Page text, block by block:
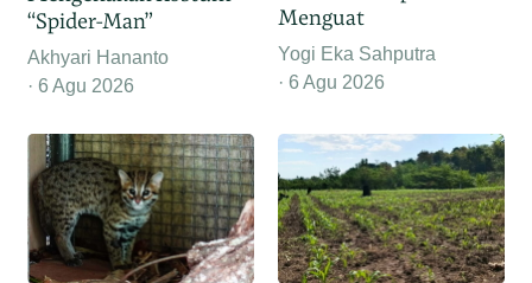
“Spider-Man”
Akhyari Hananto
6 Agu 2026
Menguat
Yogi Eka Sahputra
6 Agu 2026